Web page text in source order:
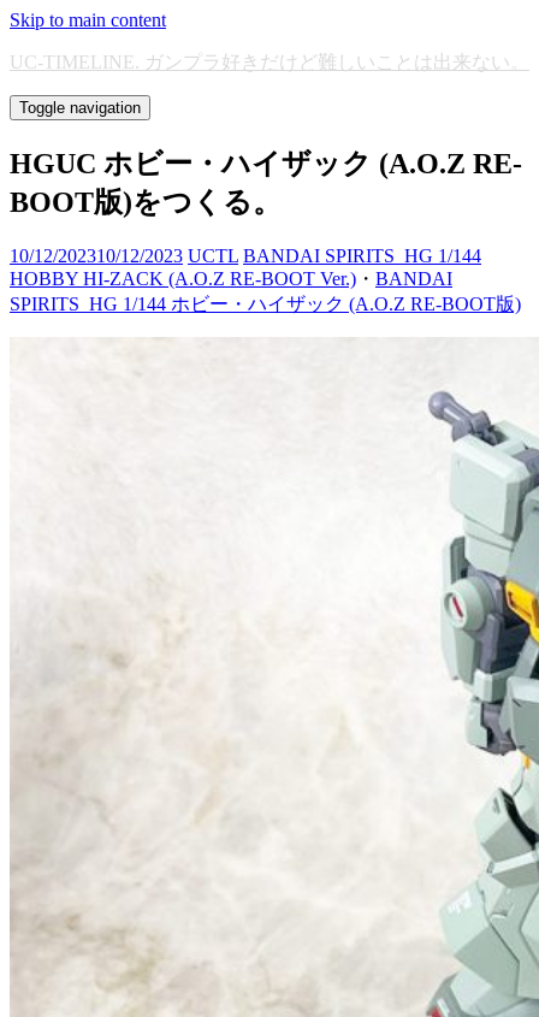
Skip to main content
UC-TIMELINE. ガンプラ好きだけど難しいことは出来ない。
Toggle navigation
HGUC ホビー・ハイザック (A.O.Z RE-
BOOT版)をつくる。
10/12/202310/12/2023 UCTL BANDAI SPIRITS_HG 1/144
HOBBY HI-ZACK (A.O.Z RE-BOOT Ver.) ・ BANDAI
SPIRITS_HG 1/144 ホビー・ハイザック (A.O.Z RE-BOOT版)